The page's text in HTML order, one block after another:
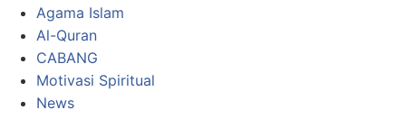
Agama Islam
Al-Quran
CABANG
Motivasi Spiritual
News